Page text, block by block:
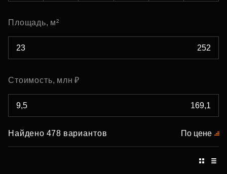
Площадь, м²
Стоимость, млн ₽
Найдено 478 вариантов По цене